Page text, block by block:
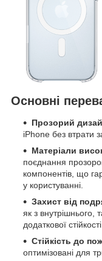
Основні
Прозорий
iPhone без втрати
Матеріали
поєднання
компонентів, що
у користуванні.
Захист від
як з внутрішнього,
додаткової стійкості.
Стійкість до
оптимізовані для